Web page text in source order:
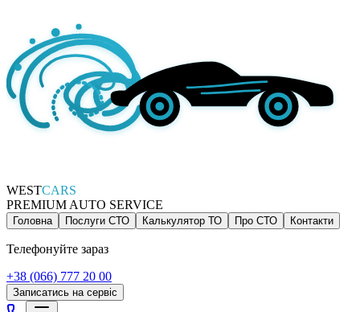
WESTCARS
PREMIUM AUTO SERVICE
Головна Послуги СТО Калькулятор ТО Про СТО Контакти
Телефонуйте зараз
+38 (066) 777 20 00
Записатись на сервіс